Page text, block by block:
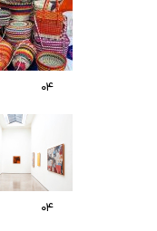
۰۴
۰۴